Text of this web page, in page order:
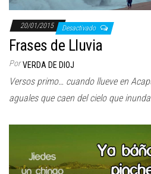
20/01/2015 Desactivado
Frases de Lluvia
Por VERDA DE DIOJ
Versos primo… cuando llueve en
aguales que caen del cielo que